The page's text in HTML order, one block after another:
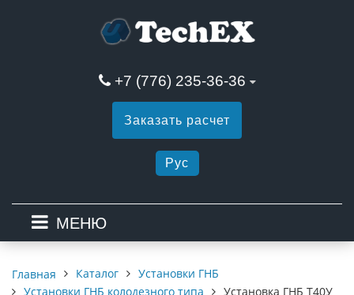
+7 (776) 235-36-36
Заказать расчет
Рус
МЕНЮ
Главная Каталог
Установки ГНБ
Установки ГНБ колодезного типа
Установка ГНБ Т40У